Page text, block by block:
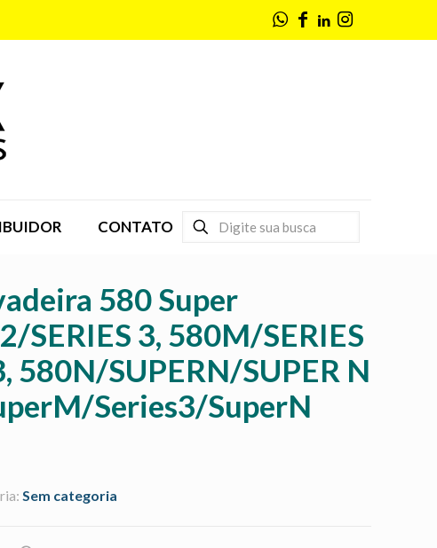
CONTATO
580 Super
SERIES 3, 580M/SERIES
580N/SUPERN/SUPER N
Series3/SuperN
Sem categoria